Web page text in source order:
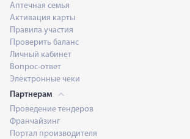
Аптечная семья
Активация карты
Правила участия
Проверить баланс
Личный кабинет
Вопрос-ответ
Электронные чеки
Партнерам
Проведение тендеров
Франчайзинг
Портал производителя